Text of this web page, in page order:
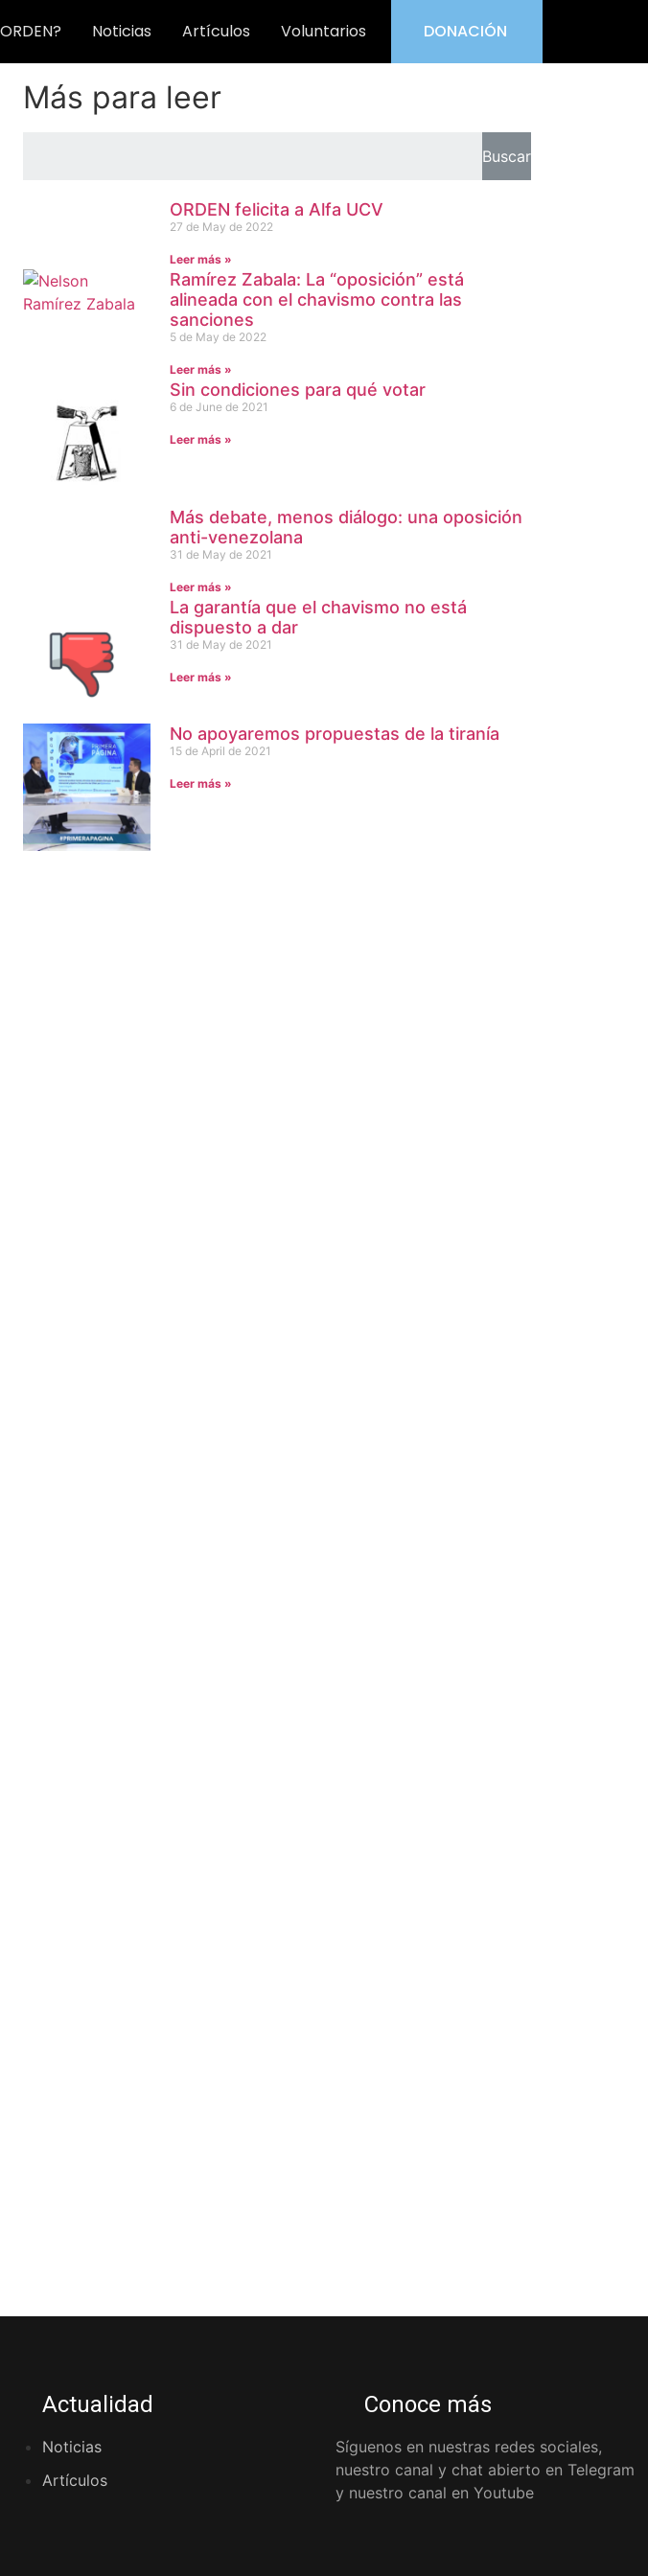
Noticias Artículos Voluntarios DONACIÓN
Más para leer
Buscar
ORDEN felicita a Alfa UCV
27 de May de 2022
Leer más »
Ramírez Zabala: La “oposición” está
alineada con el chavismo contra las
sanciones
5 de May de 2022
Leer más »
Sin condiciones para qué votar
6 de June de 2021
Leer más »
Más debate, menos diálogo: una oposición
anti-venezolana
31 de May de 2021
Leer más »
La garantía que el chavismo no está
dispuesto a dar
31 de May de 2021
Leer más »
No apoyaremos propuestas de la tiranía
15 de April de 2021
Leer más »
Actualidad
Noticias
Artículos
Conoce más
Síguenos en nuestras redes sociales,
nuestro canal y chat abierto en Telegram
y nuestro canal en Youtube